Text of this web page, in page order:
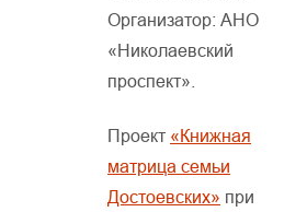
Организатор: АНО
«Николаевский
проспект».
Проект «Книжная
матрица семьи
Достоевских» при